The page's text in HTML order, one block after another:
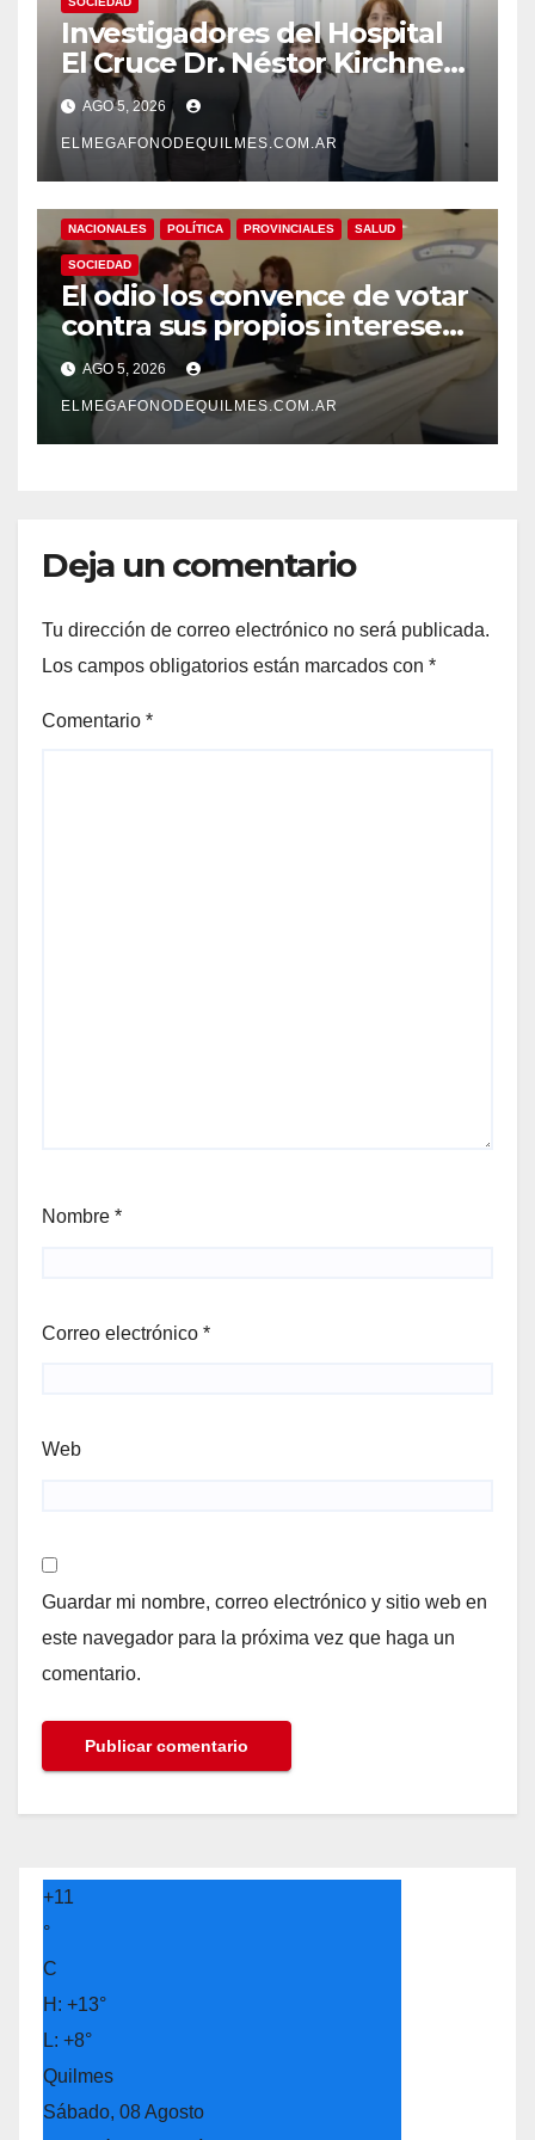
Investigadores del Hospital
El Cruce Dr. Néstor Kirchner
desarrollan un estudio
pionero sobre el
envejecimiento cerebral y las
demencias
AGO 5, 2026
ELMEGAFONODEQUILMES.COM.AR
NACIONALES POLÍTICA PROVINCIALES SALUD
SOCIEDAD
El odio los convence de votar
contra sus propios intereses.
Una Sociedad atrapada en la
grieta
AGO 5, 2026
ELMEGAFONODEQUILMES.COM.AR
Deja un comentario
Tu dirección de correo electrónico no será publicada.
Los campos obligatorios están marcados con *
Comentario *
Nombre *
Correo electrónico *
Web
Guardar mi nombre, correo electrónico y sitio web en
este navegador para la próxima vez que haga un
comentario.
+11
°
C
H: +13°
L: +8°
Quilmes
Sábado, 08 Agosto